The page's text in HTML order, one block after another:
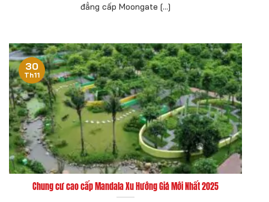
đẳng cấp Moongate [...]
Chung cư cao cấp Mandala Xu Hướng Giá Mới Nhất 2025
30
Th11